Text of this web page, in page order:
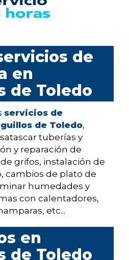
de
en
de Toledo
servicios de
de Toledo,
tuberías y
y reparación de
grifos, instalación de
cambios de plato de
humedades y
con calentadores,
etc...
en
de Toledo